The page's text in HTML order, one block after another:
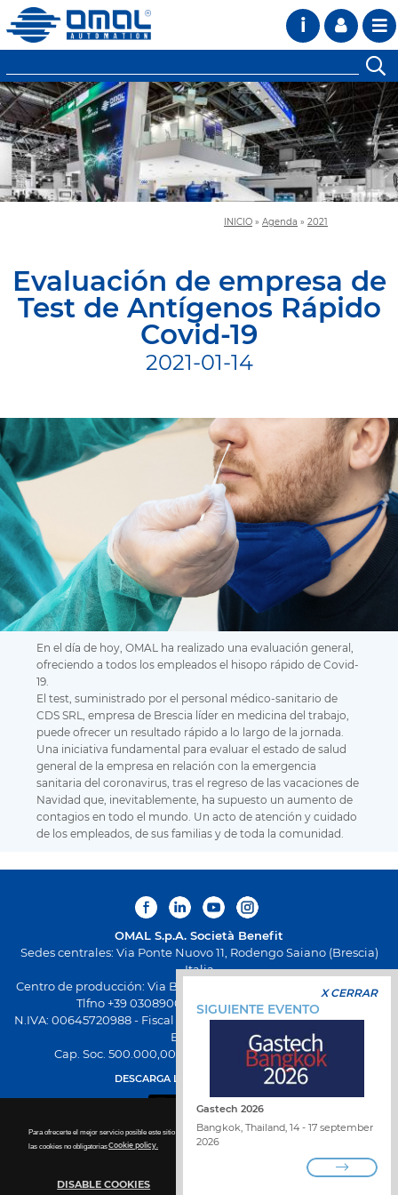
Para ofrecerte el mejor servicio posible este sitio utiliza las cookies. Para más detalles sobre la desactivación de
las cookies no obligatoriasCookie policy.
DISABLE COOKIES
i
INICIO » Agenda » 2021
Evaluación de empresa de
Test de Antígenos Rápido
Covid-19
2021-01-14
En el día de hoy, OMAL ha realizado una evaluación general,
ofreciendo a todos los empleados el hisopo rápido de Covid-
19.
El test, suministrado por el personal médico-sanitario de
CDS SRL, empresa de Brescia líder en medicina del trabajo,
puede ofrecer un resultado rápido a lo largo de la jornada.
Una iniciativa fundamental para evaluar el estado de salud
general de la empresa en relación con la emergencia
sanitaria del coronavirus, tras el regreso de las vacaciones de
Navidad que, inevitablemente, ha supuesto un aumento de
contagios en todo el mundo. Un acto de atención y cuidado
de los empleados, de sus familias y de toda la comunidad.
OMAL S.p.A. Società Benefit
Sedes centrales: Via Ponte Nuovo 11, Rodengo Saiano (Brescia)
Italia
Centro de producción: Via Brognolo 12, Passirano (Brescia) Italia
Tlfno +39 0308900145 Fax +39 0308900423
N.IVA: 00645720988 - Fiscal Code: 01661640175 - Inscripción REA
BS-258271
Cap. Soc. 500.000,00 € totalmente desembolsado
DESCARGA LA NUEVA APP OMAL
X CERRAR
SIGUIENTE EVENTO
Gastech 2026
Bangkok, Thailand, 14 - 17 september
2026